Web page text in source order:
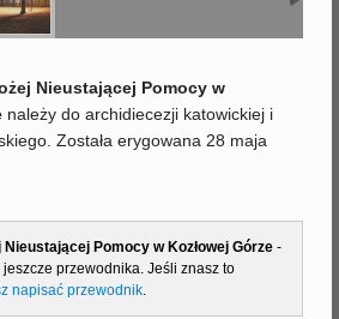
Nieustającej Pomocy w
należy do archidiecezji katowickiej i
Została erygowana 28 maja
Pomocy w Kozłowej Górze -
przewodnika. Jeśli znasz to
napisać przewodnik